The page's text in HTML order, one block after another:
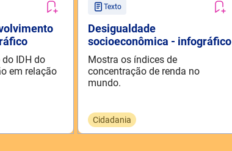
IDH do
em relação
Texto
Desigualdade
socioeconômica - infográfico
Mostra os índices de
concentração de renda no
mundo.
Cidadania